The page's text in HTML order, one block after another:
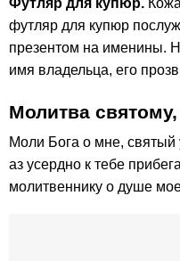
Футляр для купюр.
футляр для купюр
презентом на именины.
имя владельца, его
Молитва
Моли Бога о мне, святый
аз усердно к тебе
молитвеннику о душе